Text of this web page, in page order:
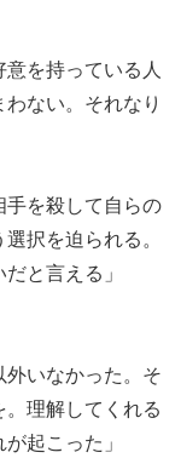
意を持っている人
ない。それなり
手を殺して自らの
択を迫られる。
と言える」
外いなかった。そ
理解してくれる
起こった」